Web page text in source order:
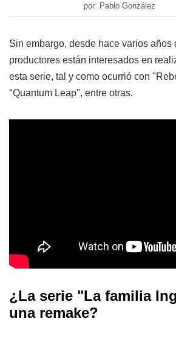
por Pablo González
Sin embargo, desde hace varios años
productores están interesados en
esta serie, tal y como ocurrió con
"Quantum Leap", entre otras.
¿La serie "La familia
una remake?